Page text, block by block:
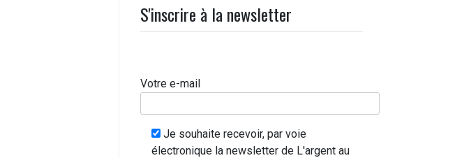
S'inscrire à la newsletter
Votre e-mail
Je souhaite recevoir, par voie
électronique la newsletter de L'argent au